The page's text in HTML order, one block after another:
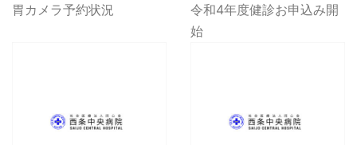
胃カメラ予約状況
令和4年度健診お申込み開
始